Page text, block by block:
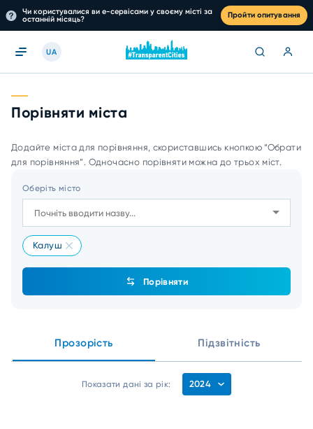
Чи користувалися ви е-сервісами у своєму місті за
останній місяць?
Пройти опитування
UA
Порівняти міста
Додайте міста для порівняння, скориставшись кнопкою “Обрати
для порівняння”. Одночасно порівняти можна до трьох міст.
Оберіть місто
Калуш
Порівняти
Прозорість Підзвітність
Показати дані за рік: 2024